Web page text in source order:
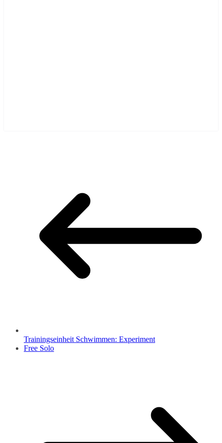
Trainingseinheit Schwimmen: Experiment
Free Solo